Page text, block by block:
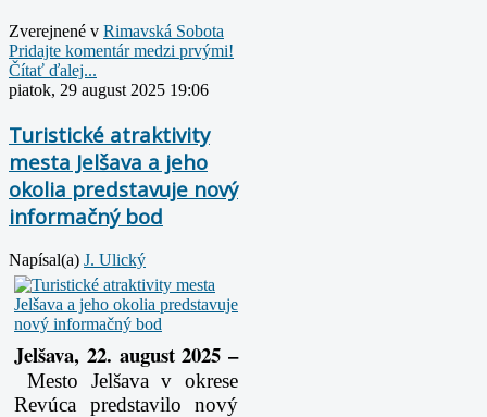
Zverejnené v Rimavská Sobota
Pridajte komentár medzi prvými!
Čítať ďalej...
piatok, 29 august 2025 19:06
Turistické atraktivity
mesta Jelšava a jeho
okolia predstavuje nový
informačný bod
Napísal(a) J. Ulický
Jelšava, 22. august 2025 –
Mesto Jelšava v okrese
Revúca predstavilo nový